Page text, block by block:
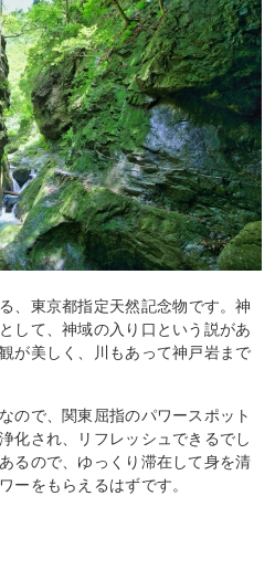
、東京都指定天然記念物です。神
して、神域の入り口という説があ
が美しく、川もあって神戸岩まで
ので、関東屈指のパワースポット
化され、リフレッシュできるでし
るので、ゆっくり滞在して身を清
ーをもらえるはずです。